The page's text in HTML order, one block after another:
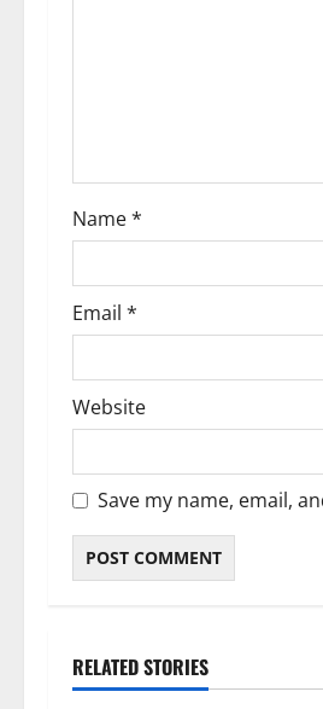
o
n
Name*
Email *
Website
Save my name, email,
RELATED STORIES